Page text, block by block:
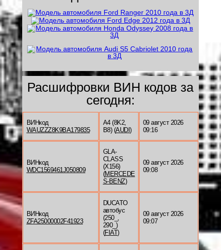
Расшифровки ВИН кодов за
сегодня:
ВИНкод
WAUZZZ8K9BA179835
A4 (8K2,
B8) (AUDI )
09 август 2026
09:16
ВИНкод
WDC1569461J050809
GLA-
CLASS
(X156)
(MERCEDE
S-BENZ)
09 август 2026
09:08
ВИНкод
ZFA25000002F41923
DUCATO
автобус
(250_,
290_)
(FIAT)
09 август 2026
09:07